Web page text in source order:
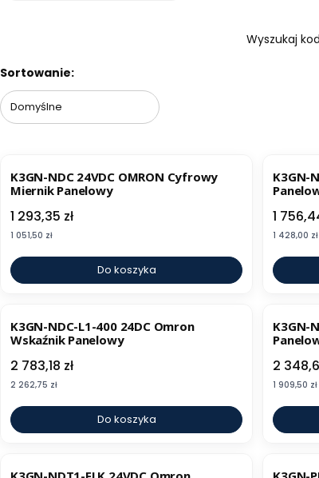
Wyszukaj
Lista produktów
Sortowanie:
Domyślne
K3GN-NDC 24VDC OMRON Cyfrowy
Miernik Panelowy
Cena
1 293,35 zł
Cena
1 051,50 zł
Do koszyka
K3GN-
Cena
1
Cena
1 428,00 zł
K3GN-NDC-L1-400 24DC Omron
Wskaźnik Panelowy
Cena
2 783,18 zł
Cena
2 262,75 zł
Do koszyka
K3GN-
Cena
2
Cena
1 909,50 zł